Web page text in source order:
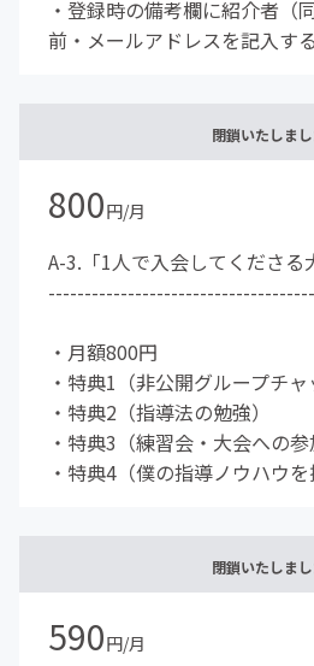
・登録時の備考欄に紹介者（
前・メールアドレスを記入す
閉鎖いたしま
800円/月
A-3.「1人で入会してくださる
・月額800円
・特典1（非公開グループチャ
・特典2（指導法の勉強）
・特典3（練習会・大会への参
・特典4（僕の指導ノウハウを
閉鎖いたしま
590円/月